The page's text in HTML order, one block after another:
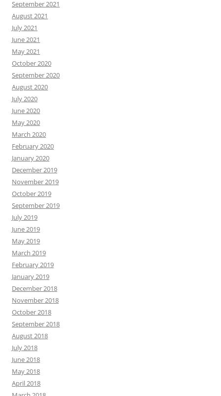
September 2021
August 2021
July 2021
June 2021
May 2021
October 2020
September 2020
August 2020
July 2020
June 2020
May 2020
March 2020
February 2020
January 2020
December 2019
November 2019
October 2019
September 2019
July 2019
June 2019
May 2019
March 2019
February 2019
January 2019
December 2018
November 2018
October 2018
September 2018
August 2018
July 2018
June 2018
May 2018
April 2018